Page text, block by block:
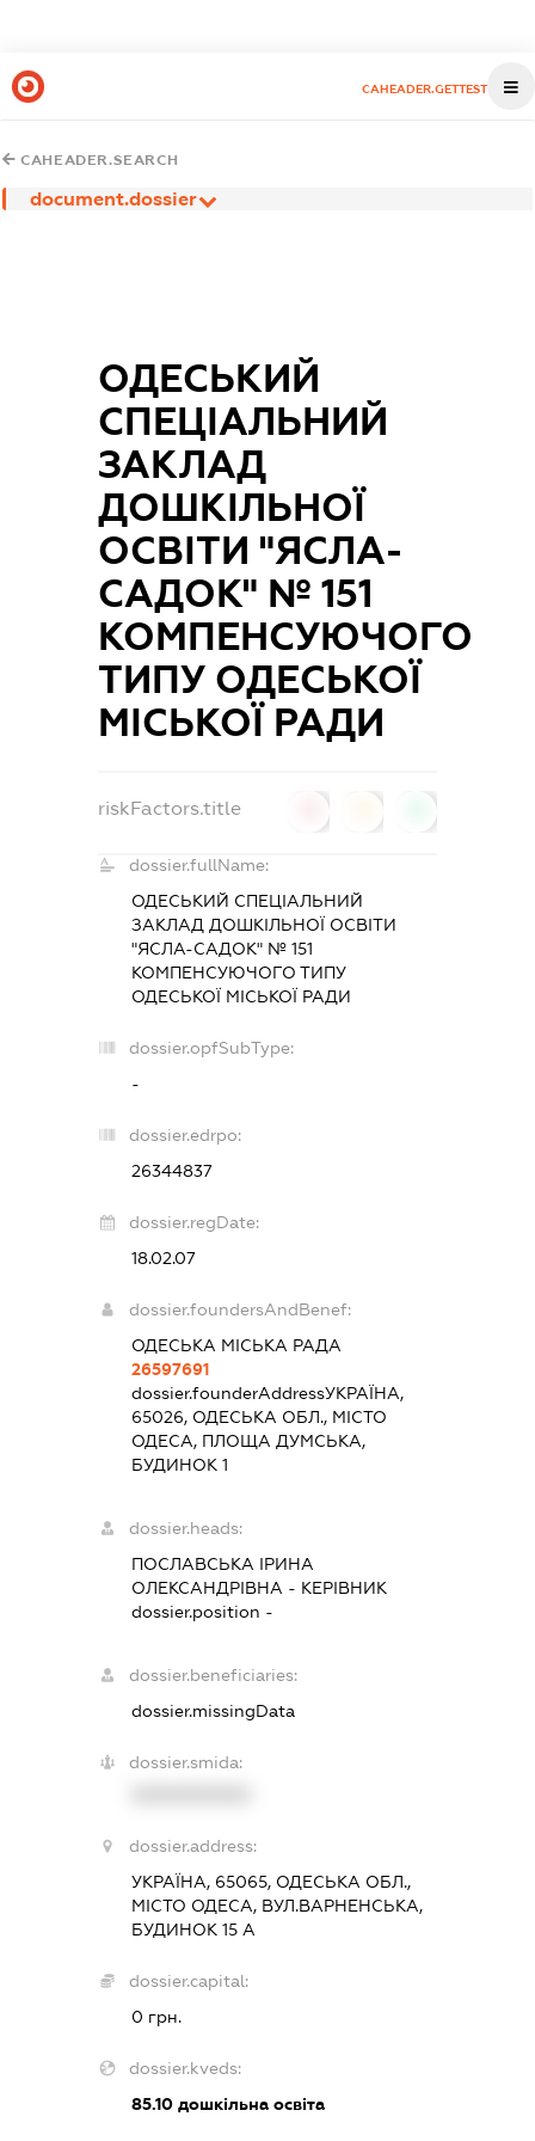
CAHEADER.GETTEST
CAHEADER.SEARCH
document.dossier
ОДЕСЬКИЙ
СПЕЦІАЛЬНИЙ
ЗАКЛАД
ДОШКІЛЬНОЇ
ОСВІТИ "ЯСЛА-
САДОК" № 151
КОМПЕНСУЮЧОГО
ТИПУ ОДЕСЬКОЇ
МІСЬКОЇ РАДИ
riskFactors.title
dossier.fullName:
ОДЕСЬКИЙ СПЕЦІАЛЬНИЙ
ЗАКЛАД ДОШКІЛЬНОЇ ОСВІТИ
"ЯСЛА-САДОК" № 151
КОМПЕНСУЮЧОГО ТИПУ
ОДЕСЬКОЇ МІСЬКОЇ РАДИ
dossier.opfSubType:
-
dossier.edrpo:
26344837
dossier.regDate:
18.02.07
dossier.foundersAndBenef:
ОДЕСЬКА МІСЬКА РАДА
26597691
dossier.founderAddressУКРАЇНА,
65026, ОДЕСЬКА ОБЛ., МІСТО
ОДЕСА, ПЛОЩА ДУМСЬКА,
БУДИНОК 1
dossier.heads:
ПОСЛАВСЬКА ІРИНА
ОЛЕКСАНДРІВНА - КЕРІВНИК
dossier.position -
dossier.beneficiaries:
dossier.missingData
dossier.smida:
dossier.address:
УКРАЇНА, 65065, ОДЕСЬКА ОБЛ.,
МІСТО ОДЕСА, ВУЛ.ВАРНЕНСЬКА,
БУДИНОК 15 А
dossier.capital:
0 грн.
dossier.kveds:
85.10дошкільна освіта